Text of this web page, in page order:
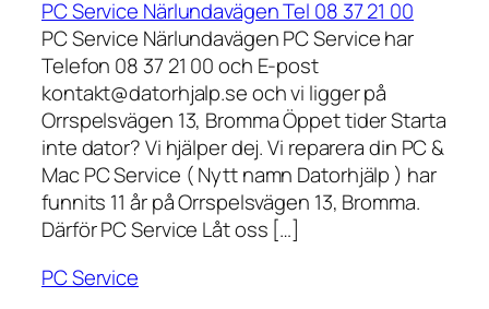
PC Service Närlundavägen Tel 08 37 21 00
PC Service Närlundavägen PC Service har
Telefon 08 37 21 00 och E-post
kontakt@datorhjalp.se och vi ligger på
Orrspelsvägen 13, Bromma Öppet tider Starta
inte dator? Vi hjälper dej. Vi reparera din PC &
Mac PC Service ( Nytt namn Datorhjälp ) har
funnits 11 år på Orrspelsvägen 13, Bromma.
Därför PC Service Låt oss […]
PC Service